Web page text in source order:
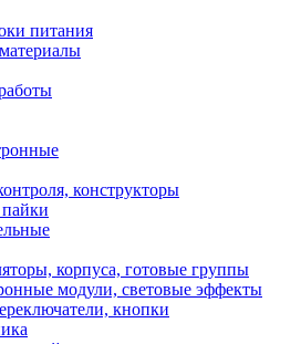
питания
конструкторы
корпуса, готовые группы
модули, световые эффекты
кнопки